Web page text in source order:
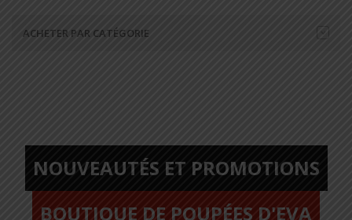
ACHETER PAR CATÉGORIE
NOUVEAUTÉS ET PROMOTIONS
BOUTIQUE DE POUPÉES D'EVA